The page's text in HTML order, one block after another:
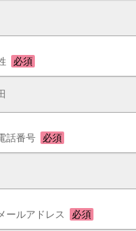
必須
話番号 必須
メールアドレス 必須